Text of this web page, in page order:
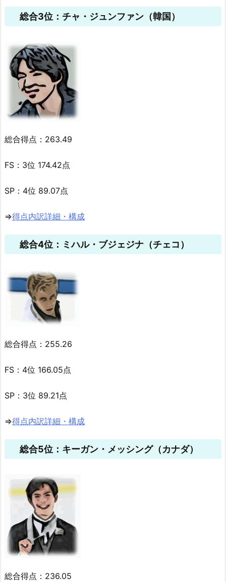
総合3位：チャ・ジュンファン（韓国）
総合得点：263.49
FS：3位 174.42点
SP：4位 89.07点
⇒得点内訳詳細・構成
総合4位：ミハル・ブジェジナ（チェコ）
総合得点：255.26
FS：4位 166.05点
SP：3位 89.21点
⇒得点内訳詳細・構成
総合5位：キーガン・メッシング（カナダ）
総合得点：236.05